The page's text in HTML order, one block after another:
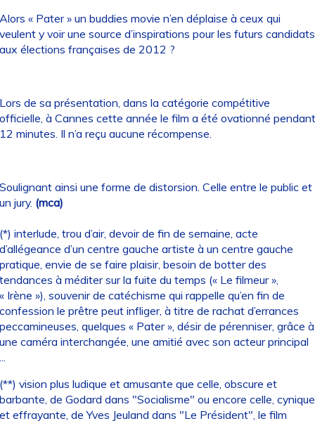
« Pater » un buddies movie n’en déplaise à ceux qui
y voir une source d’inspirations pour les futurs candidats
élections françaises de 2012 ?
de sa présentation, dans la catégorie compétitive
à Cannes cette année le film a été ovationné pendant
minutes. Il n’a reçu aucune récompense.
ainsi une forme de distorsion. Celle entre le public et
jury. (mca)
interlude, trou d’air, devoir de fin de semaine, acte
d’un centre gauche artiste à un centre gauche
envie de se faire plaisir, besoin de botter des
à méditer sur la fuite du temps (« Le filmeur »,
Irène »), souvenir de catéchisme qui rappelle qu’en fin de
le prêtre peut infliger, à titre de rachat d’errances
quelques « Pater », désir de pérenniser, grâce à
caméra interchangée, une amitié avec son acteur principal
vision plus ludique et amusante que celle, obscure et
de Godard dans "Socialisme" ou encore celle, cynique
effrayante, de Yves Jeuland dans "Le Président", le film